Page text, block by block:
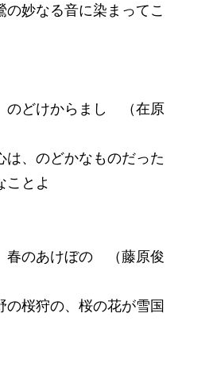
妙なる音に染まってこ
どけからまし （在原
、のどかなものだった
ことよ
のあけぼの （藤原俊
桜狩の、桜の花が雪国